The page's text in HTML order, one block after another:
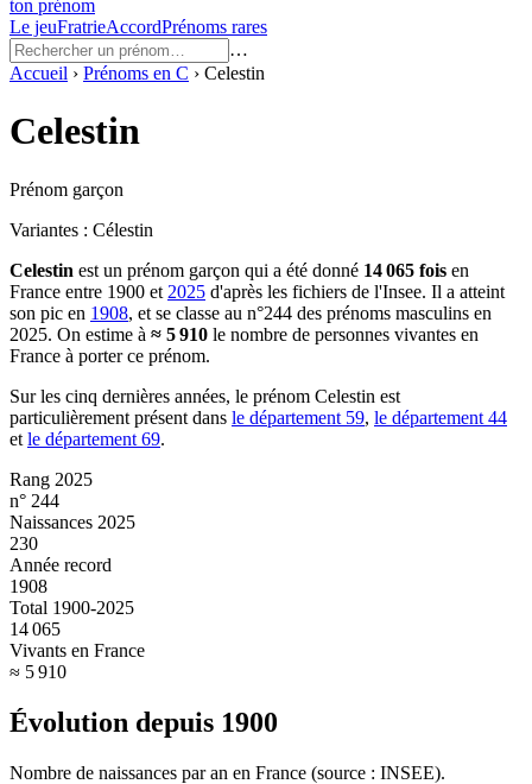
ton prénom
Le jeuFratrieAccordPrénoms rares
…
Accueil › Prénoms en C › Celestin
Celestin
Prénom garçon
Variantes : Célestin
Celestin est un prénom garçon qui a été donné 14 065 fois en
France entre 1900 et 2025 d'après les fichiers de l'Insee. Il a atteint
son pic en 1908, et se classe au n°244 des prénoms masculins en
2025. On estime à ≈ 5 910 le nombre de personnes vivantes en
France à porter ce prénom.
Sur les cinq dernières années, le prénom Celestin est
particulièrement présent dans le département 59, le département 44
et le département 69.
Rang 2025
n° 244
Naissances 2025
230
Année record
1908
Total 1900-2025
14 065
Vivants en France
≈ 5 910
Évolution depuis 1900
Nombre de naissances par an en France (source : INSEE).